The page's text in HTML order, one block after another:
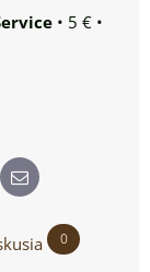
• 5 € •
E-
mail
0